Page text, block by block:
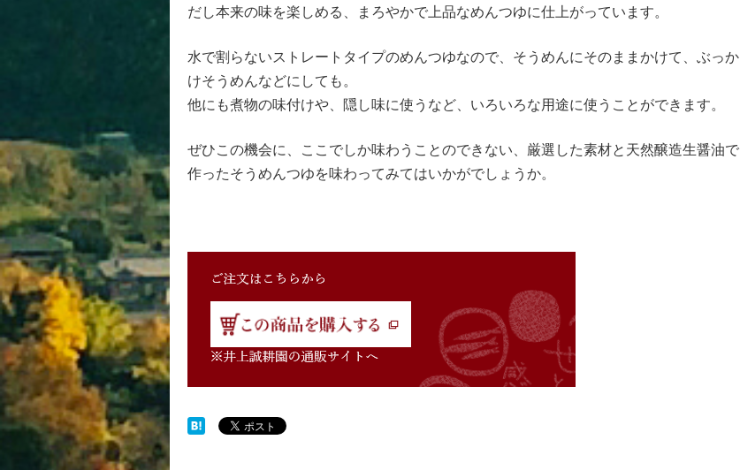
だし本来の味を楽しめる、まろやかで上品なめんつゆに仕上がっています。
水で割らないストレートタイプのめんつゆなので、そうめんにそのままかけて、ぶっか
けそうめんなどにしても。
他にも煮物の味付けや、隠し味に使うなど、いろいろな用途に使うことができます。
ぜひこの機会に、ここでしか味わうことのできない、厳選した素材と天然醸造生醤油で
作ったそうめんつゆを味わってみてはいかがでしょうか。